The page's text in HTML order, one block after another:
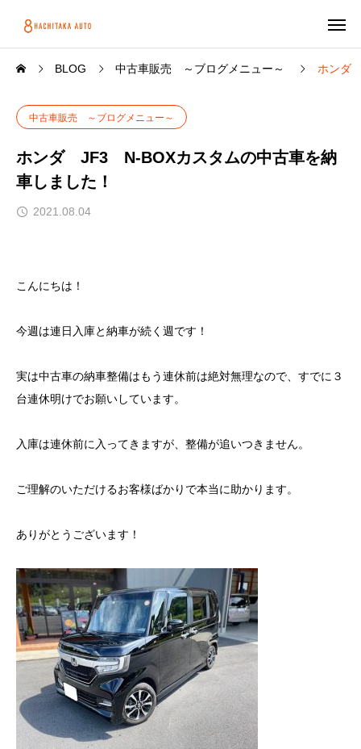
BLOG 中古車販売 ～ブログメニュー～ ホンダ
中古車販売 ～ブログメニュー～
ホンダ JF3 N-BOXカスタムの中古車を納
車しました！
2021.08.04
こんにちは！
今週は連日入庫と納車が続く週です！
実は中古車の納車整備はもう連休前は絶対無理なので、すでに３
台連休明けでお願いしています。
入庫は連休前に入ってきますが、整備が追いつきません。
ご理解のいただけるお客様ばかりで本当に助かります。
ありがとうございます！